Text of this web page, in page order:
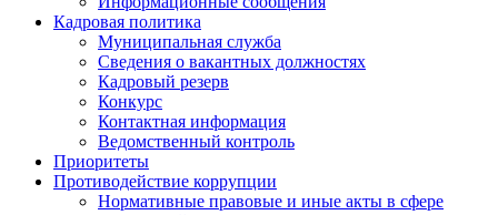
Кадровая политика
Муниципальная служба
Сведения о вакантных должностях
Кадровый резерв
Конкурс
Контактная информация
Ведомственный контроль
Приоритеты
Противодействие коррупции
Нормативные правовые и иные акты в сфере